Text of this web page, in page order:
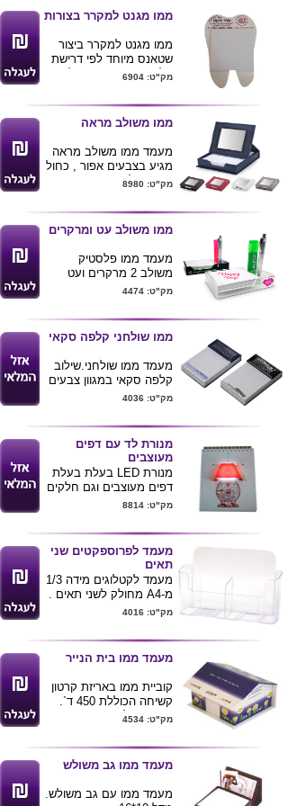
ניתן למתג את המוצר .
משקל מוצר 990ג'ר
ממו מגנט למקרר בצורות
ממו מגנט למקרר ביצור
שטאנס מיוחד לפי דרישת
הלקוח ( בתוספת עלות
חומר פוליפורפילן קשיח
עובי 0.8 מ"מ
נייר לבן 80 גרם , 150
דפים בגודל 9X8 ס"מ .
מחיר כולל הדפסת לוגו
בצבע 1 ע"ג המעמד .
מק"ט: 6904
ממו משולב מראה
מעמד ממו משולב מראה
מגיע בצבעים אפור , כחול
, אדום ולבן
בלוגו חברה
מגיע בקופסא קרטון
11X3.5X11
מק"ט: 8980
ממו משולב עט ומרקרים
מעמד ממו פלסטיק
משולב 2 מרקרים ועט
כ 150 דפים
ניתן למתג את המעמד
גודל דפים 8.4X8.4
ניתן למתג גם את הדפים
במידה ורוכשים 500
מעמדים
מק"ט: 4474
ממו שולחני קלפה סקאי
מעמד ממו שולחני.שילוב
קלפה סקאי במגוון צבעים
מינימום הזמנה 250 יחידות
, מחיר ינתן לפי כמות .
אספקה עד 14 ימי עסקים
מאישור הגרפיקה
מק"ט: 4036
מנורת לד עם דפים
מעוצבים
מנורת LED בעלת בעלת
דפים מעוצבים וגם חלקים
מק"ט: 8814
מעמד לפרוספקטים שני
תאים
מעמד לקטלוגים מידה 1/3
מ-A4 מחולק לשני תאים .
ניתן למתג לוגו של הלקוח
מק"ט: 4016
מעמד ממו בית הנייר
קוביית ממו באריזת קרטון
קשיחה הכוללת 450 ד`.
אפשרות להדפסה היקפית,
בצבע הדפסה אחד עד
פרוצס. קיימת אפשרות
להוספת סימניות ודפים
דביקים ע"ג הגג. המוצר
מגיע באריזת שרינק. מידת
מק"ט: 4534
מעמד ממו גב משולש
מעמד ממו עם גב משולש.